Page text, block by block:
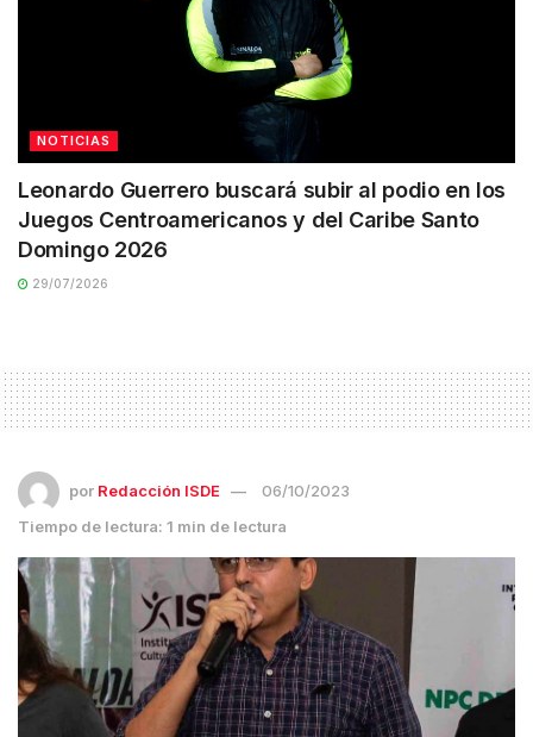
NOTICIAS
Leonardo Guerrero buscará subir al podio en los
Juegos Centroamericanos y del Caribe Santo
Domingo 2026
29/07/2026
por Redacción ISDE
06/10/2023
Tiempo de lectura: 1 min de lectura